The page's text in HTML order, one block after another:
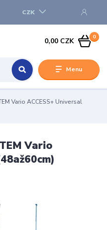
Menu
CZK
0
0,00 CZK
Vario ACCESS+ Universal
Vario